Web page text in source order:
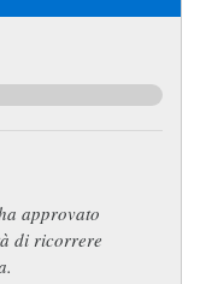
approvato
di ricorrere